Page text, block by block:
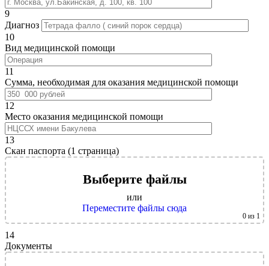
9
Диагноз
10
Вид медицинской помощи
11
Сумма, необходимая для оказания медицинской помощи
12
Место оказания медицинской помощи
13
Скан паспорта (1 страница)
Выберите файлы
или
Переместите файлы сюда
0 из 1
14
Документы